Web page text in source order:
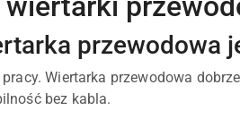
przewodowa
Wiertarka przewodowa
bez kabla.